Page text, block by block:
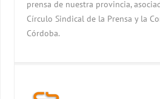
prensa de nuestra provincia,
Círculo Sindical de la Prensa y la
Córdoba.